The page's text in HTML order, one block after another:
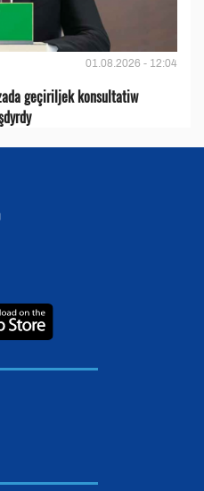
01.08.2026 - 12:04
geçiriljek konsultatiw